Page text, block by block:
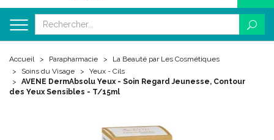
Accueil Parapharmacie
La Beauté par Les Cosmétiques
Soins du Visage
Yeux - Cils
AVENE DermAbsolu Yeux - Soin Regard Jeunesse, Contour
des Yeux Sensibles - T/15ml